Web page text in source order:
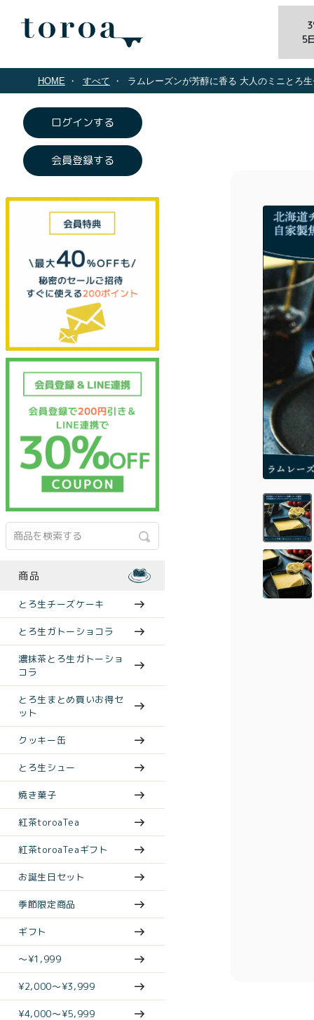
5
HOME すべて ラムレーズンが芳醇に香る 大人のミニとろ
ログインする
会員登録する
商品
とろ生チーズケーキ
とろ生ガトーショコラ
濃抹茶とろ生ガトーショ
コラ
とろ生まとめ買いお得セ
ット
クッキー缶
とろ生シュー
焼き菓子
紅茶toroaTea
紅茶toroaTeaギフト
お誕生日セット
季節限定商品
ギフト
〜¥1,999
¥2,000〜¥3,999
¥4,000〜¥5,999